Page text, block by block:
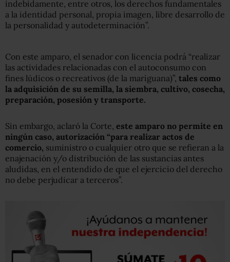
indebidamente, entre otros, los derechos fundamentales
a la identidad personal, propia imagen, libre desarrollo de
la personalidad y autodeterminación”.
Con este amparo, el senador con licencia podrá “realizar
las actividades relacionadas con el autoconsumo con
fines lúdicos o recreativos (de la mariguana)”, tales como
la adquisición de su semilla, la siembra, cultivo, cosecha,
preparación, posesión y transporte.
Sin embargo, aclaró la Corte, este amparo no permite en
ningún caso, autorización “para realizar actos de
comercio, suministro o cualquier otro que se refieran a la
enajenación y/o distribución de las sustancias antes
aludidas, en el entendido de que el ejercicio del derecho
no debe perjudicar a terceros”.